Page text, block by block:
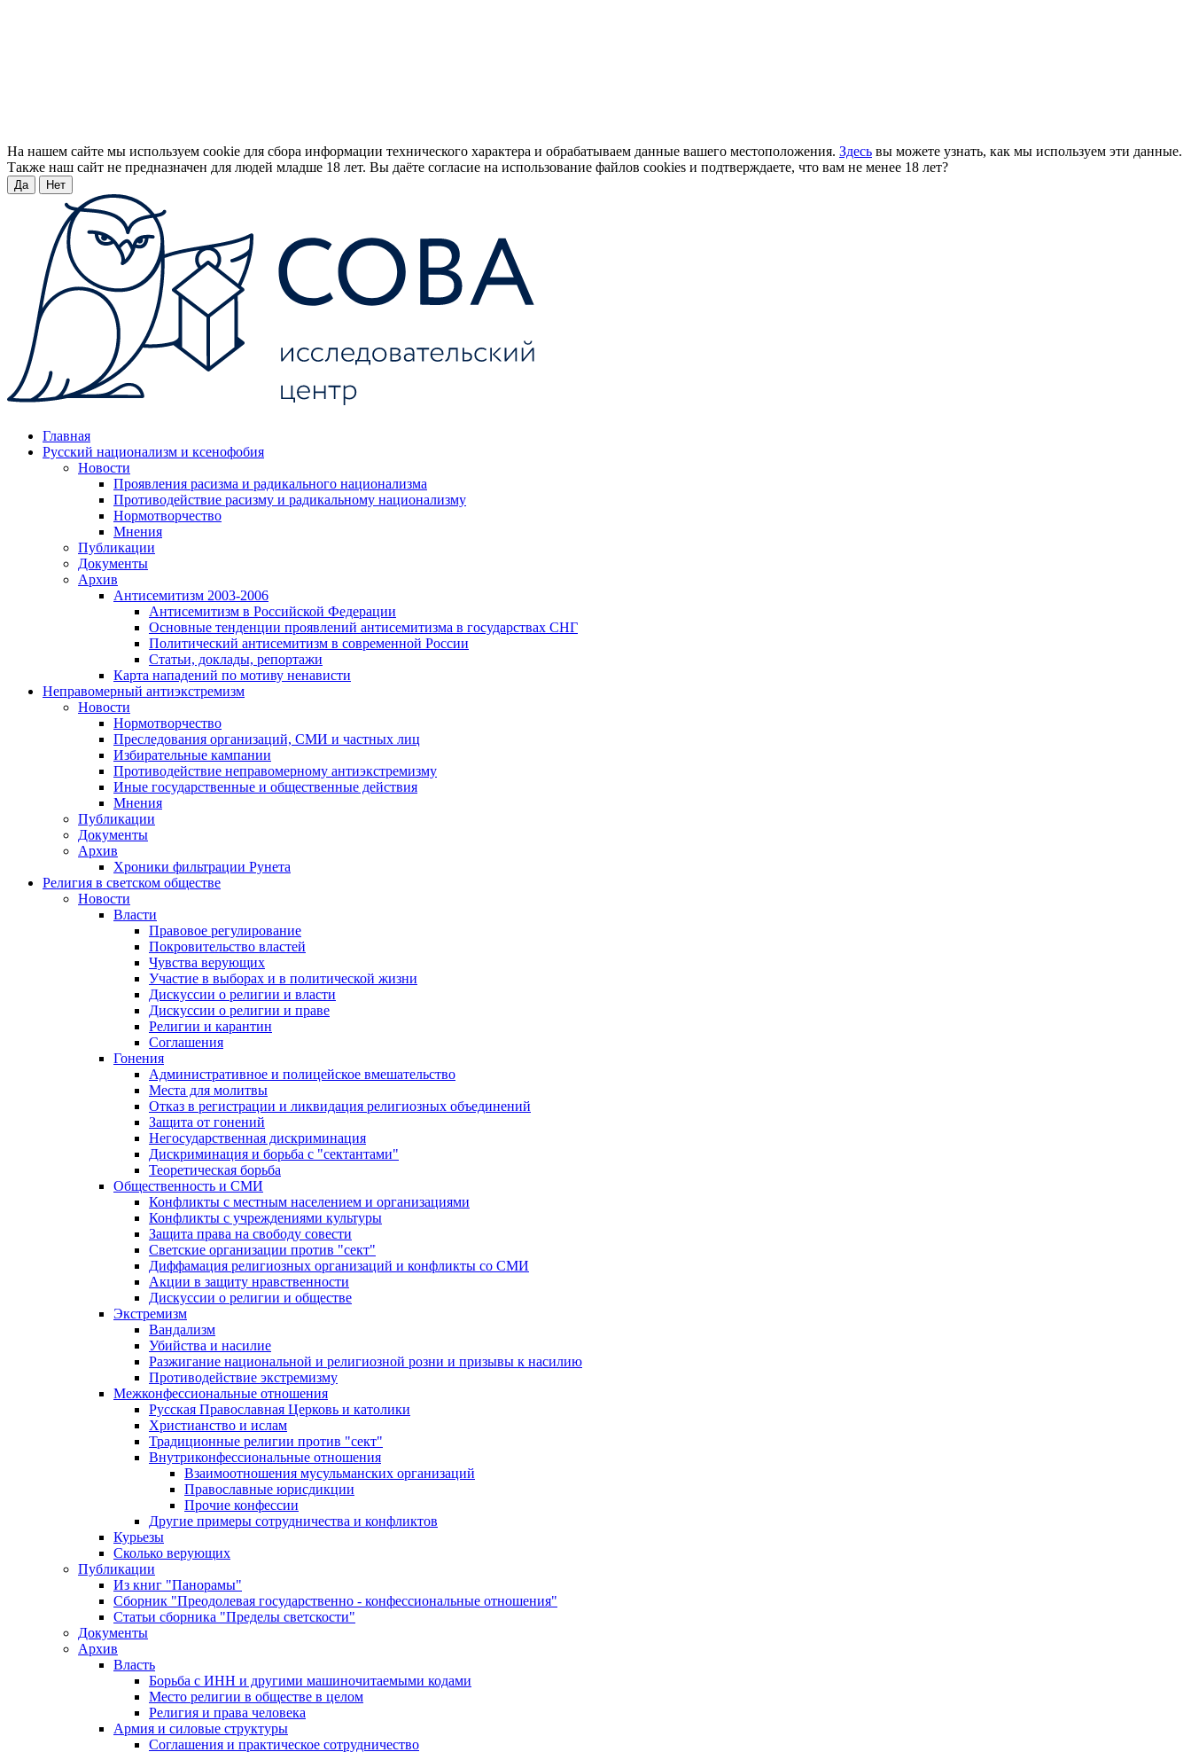
На нашем сайте мы используем cookie для сбора информации технического характера и обрабатываем данные вашего местоположения. Здесь вы можете узнать, как мы используем эти данные.
Также наш сайт не предназначен для людей младше 18 лет. Вы даёте согласие на использование файлов cookies и подтверждаете, что вам не менее 18 лет?
Да Нет
Главная
Русский национализм и ксенофобия
Новости
Проявления расизма и радикального национализма
Противодействие расизму и радикальному национализму
Нормотворчество
Мнения
Публикации
Документы
Архив
Антисемитизм 2003-2006
Антисемитизм в Российской Федерации
Основные тенденции проявлений антисемитизма в государствах СНГ
Политический антисемитизм в современной России
Статьи, доклады, репортажи
Карта нападений по мотиву ненависти
Неправомерный антиэкстремизм
Новости
Нормотворчество
Преследования организаций, СМИ и частных лиц
Избирательные кампании
Противодействие неправомерному антиэкстремизму
Иные государственные и общественные действия
Мнения
Публикации
Документы
Архив
Хроники фильтрации Рунета
Религия в светском обществе
Новости
Власти
Правовое регулирование
Покровительство властей
Чувства верующих
Участие в выборах и в политической жизни
Дискуссии о религии и власти
Дискуссии о религии и праве
Религии и карантин
Соглашения
Гонения
Административное и полицейское вмешательство
Места для молитвы
Отказ в регистрации и ликвидация религиозных объединений
Защита от гонений
Негосударственная дискриминация
Дискриминация и борьба с "сектантами"
Теоретическая борьба
Общественность и СМИ
Конфликты с местным населением и организациями
Конфликты с учреждениями культуры
Защита права на свободу совести
Светские организации против "сект"
Диффамация религиозных организаций и конфликты со СМИ
Акции в защиту нравственности
Дискуссии о религии и обществе
Экстремизм
Вандализм
Убийства и насилие
Разжигание национальной и религиозной розни и призывы к насилию
Противодействие экстремизму
Межконфессиональные отношения
Русская Православная Церковь и католики
Христианство и ислам
Традиционные религии против "сект"
Внутриконфессиональные отношения
Взаимоотношения мусульманских организаций
Православные юрисдикции
Прочие конфессии
Другие примеры сотрудничества и конфликтов
Курьезы
Сколько верующих
Публикации
Из книг "Панорамы"
Сборник "Преодолевая государственно - конфессиональные отношения"
Статьи сборника "Пределы светскости"
Документы
Архив
Власть
Борьба с ИНН и другими машиночитаемыми кодами
Место религии в обществе в целом
Религия и права человека
Армия и силовые структуры
Соглашения и практическое сотрудничество